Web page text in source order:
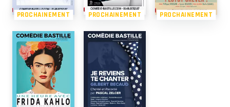
PROCHAINEMENT PROCHAINEMENT PROCHAINEMENT